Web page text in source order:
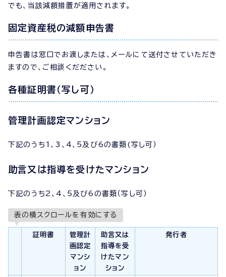
でも、当該減額措置が適用されます。
固定資産税の減額申告書
申告書は窓口でお渡しまたは、メールにて送付させていただき
ますので、ご相談くだださい。
各種証明書（写し可）
管理計画認定マンション
下記のうち1、3、4、5及び6の書類(写し可）
助言又は指導を受けたマンション
下記のうち2、4、5及び6の書類（写し可）
表の横スクロールを有効にする
証明書
管理計
画認定
マンシ
ョン
助言又は
指導を受
けたマン
ション
発行者